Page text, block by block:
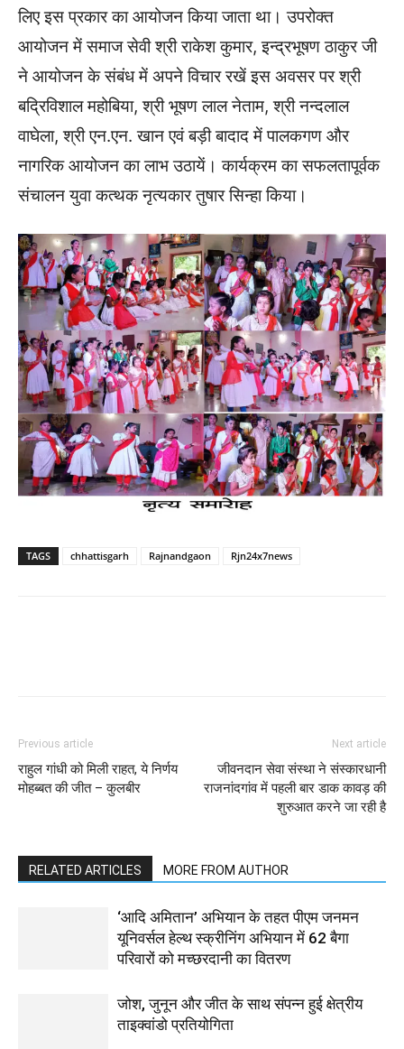
लिए इस प्रकार का आयोजन किया जाता था। उपरोक्त
आयोजन में समाज सेवी श्री राकेश कुमार, इन्द्रभूषण ठाकुर जी
ने आयोजन के संबंध में अपने विचार रखें इस अवसर पर श्री
बद्रिविशाल महोबिया, श्री भूषण लाल नेताम, श्री नन्दलाल
वाघेला, श्री एन.एन. खान एवं बड़ी बादाद में पालकगण और
नागरिक आयोजन का लाभ उठायें। कार्यक्रम का सफलतापूर्वक
संचालन युवा कत्थक नृत्यकार तुषार सिन्हा किया।
TAGS chhattisgarh Rajnandgaon Rjn24x7news
Previous article
राहुल गांधी को मिली राहत, ये निर्णय
मोहब्बत की जीत – कुलबीर
Next article
जीवनदान सेवा संस्था ने संस्कारधानी
राजनांदगांव में पहली बार डाक कावड़ की
शुरुआत करने जा रही है
RELATED ARTICLES MORE FROM AUTHOR
‘आदि अमितान’ अभियान के तहत पीएम जनमन
यूनिवर्सल हेल्थ स्क्रीनिंग अभियान में 62 बैगा
परिवारों को मच्छरदानी का वितरण
जोश, जुनून और जीत के साथ संपन्न हुई क्षेत्रीय
ताइक्वांडो प्रतियोगिता